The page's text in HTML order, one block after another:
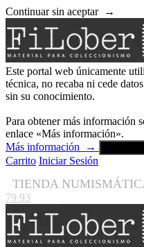
Continuar sin aceptar →
Este portal web únicamente
técnica, no recaba ni cede
sin su conocimiento.
Para obtener más información
enlace «Más información».
Más información
→
Carrito Iniciar Sesión
TIENDA
79 93